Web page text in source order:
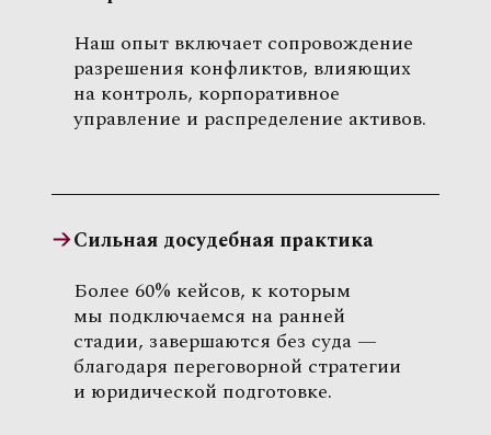
Наш опыт включает сопровождение
разрешения конфликтов, влияющих
на контроль, корпоративное
управление и распределение активов.
Сильная досудебная практика
Более 60% кейсов, к которым
мы подключаемся на ранней
стадии, завершаются без суда —
благодаря переговорной стратегии
и юридической подготовке.